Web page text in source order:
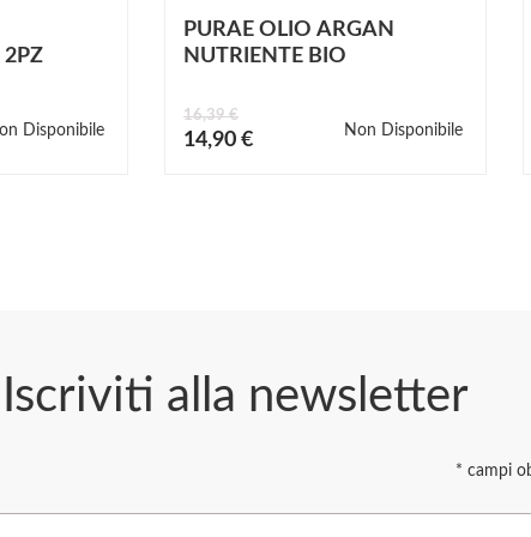
2PZ
Disponibile
PURAE OLIO ARGAN
NUTRIENTE BIO
Prezzo
speciale
14,90 €
16,39 €
Non Disponibile
Iscriviti alla newsletter
* campi